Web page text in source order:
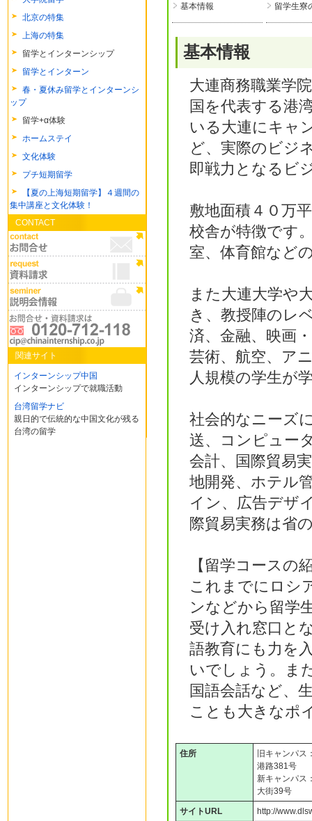
北京の特集
上海の特集
留学とインターンシップ
留学とインターン
春・夏休み留学とインターンシ
ップ
留学+α体験
ホームステイ
文化体験
プチ短期留学
【夏の上海短期留学】４週間の
集中講座と文化体験！
CONTACT
関連サイト
インターンシップ中国
インターンシップで就職活動
台湾留学ナビ
親日的で伝統的な中国文化が残る
台湾の留学
基本情報 留学生寮
基本情報
大連商務職業学
国を代表する港
いる大連にキャ
ど、実際のビジ
即戦力となるビ
敷地面積４０万
校舎が特徴です
室、体育館など
また大連大学や
き、教授陣のレ
済、金融、映画
芸術、航空、ア
人規模の学生が
社会的なニーズ
送、コンピュー
会計、国際貿易
地開発、ホテル
イン、広告デザ
際貿易実務は省
【留学コースの
これまでにロシ
ンなどから留学
受け入れ窓口と
語教育にも力を
いでしょう。
ま
国語会話など、
ことも大きなポ
住所
旧キャンパス
港路381号
新キャンパス
大街39号
サイトURL http://